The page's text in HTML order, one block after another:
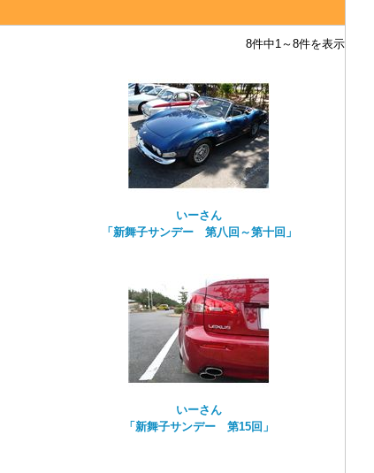
8件中1～8件を表示
いーさん
「新舞子サンデー 第八回～第十回」
いーさん
「新舞子サンデー 第15回」